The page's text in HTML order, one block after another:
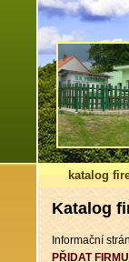
katalog
Katalog
Informační
PŘIDAT